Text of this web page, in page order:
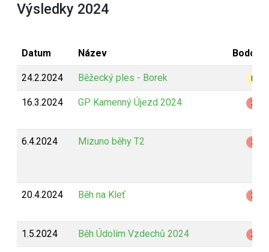
Výsledky 2024
Datum Název
24.2.2024 Běžecký ples - Borek
16.3.2024 GP Kamenný Újezd 2024 Z
6.4.2024 Mizuno běhy T2 Z
20.4.2024 Běh na Kleť Z
1.5.2024 Běh Údolím Vzdechů 2024 Z